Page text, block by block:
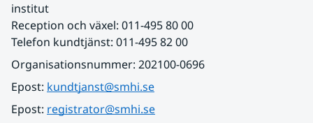
institut
Reception och växel: 011-495 80 00
Telefon kundtjänst: 011-495 82 00
Organisationsnummer: 202100-0696
Epost: kundtjanst@smhi.se
Epost: registrator@smhi.se